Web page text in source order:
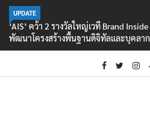
UPDATE
‘AIS’ คว้า 2 รางวัลใหญ่เวที Brand
พัฒนาโครงสร้างพื้นฐานดิจิทัลและบุคลา